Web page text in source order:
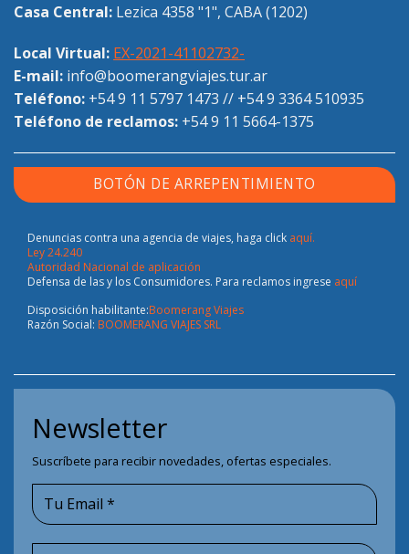
Casa Central: Lezica 4358 "1", CABA (1202)
Local Virtual: EX-2021-41102732-
E-mail: info@boomerangviajes.tur.ar
Teléfono: +54 9 11 5797 1473 // +54 9 3364 510935
Teléfono de reclamos: +54 9 11 5664-1375
BOTÓN DE ARREPENTIMIENTO
Denuncias contra una agencia de viajes, haga click aquí.
Ley 24.240
Autoridad Nacional de aplicación
Defensa de las y los Consumidores. Para reclamos ingrese aquí
Disposición habilitante:Boomerang Viajes
Razón Social: BOOMERANG VIAJES SRL
Newsletter
Suscríbete para recibir novedades, ofertas especiales.